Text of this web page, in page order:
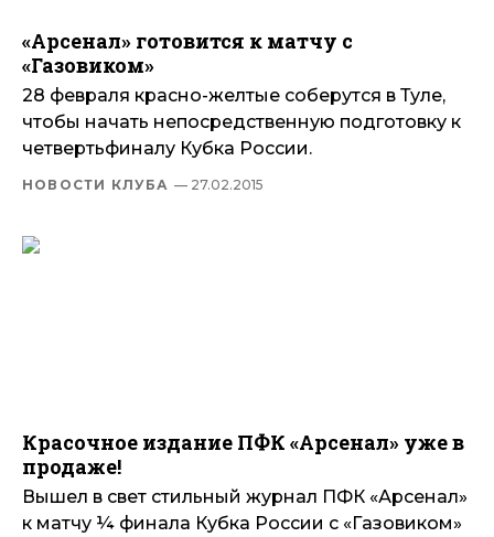
«Арсенал» готовится к матчу с
«Газовиком»
28 февраля красно-желтые соберутся в Туле,
чтобы начать непосредственную подготовку к
четвертьфиналу Кубка России.
НОВОСТИ КЛУБА — 27.02.2015
Красочное издание ПФК «Арсенал» уже в
продаже!
Вышел в свет стильный журнал ПФК «Арсенал»
к матчу ¼ финала Кубка России с «Газовиком»